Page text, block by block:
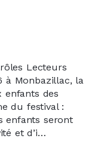
Lecteurs
à Monbazillac, la
enfants des
du festival :
enfants seront
et d’i…